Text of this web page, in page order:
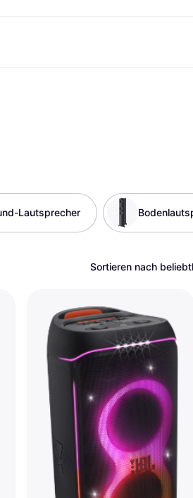
Alle Kategorien
Lautsprecher
Sortieren nach